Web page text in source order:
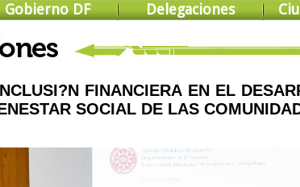
Gobierno DF Delegaciones
FINANCIERA EN EL
SOCIAL DE LAS